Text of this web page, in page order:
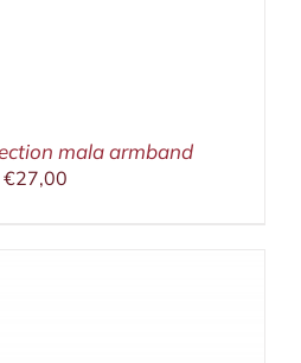
mala armband
€27,00